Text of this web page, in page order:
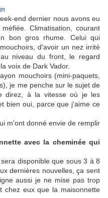
end dernier nous avons eu
Climatisation, courant
bon gros rhume. Celui qui
d'avoir un nez irrité
niveau du front, le regard
voix de Dark Vador.
mouchoirs (mini-paquets,
je me penche sur le sujet de
direz, à la vitesse où je les
bien oui, parce que j'aime ce
m'ont donné envie de remplir
avec la cheminée qui
disponible que sous 3 à 8
dernières nouvelles, ça sent
aussi je ne mise pas trop
chez eux que la maisonnette